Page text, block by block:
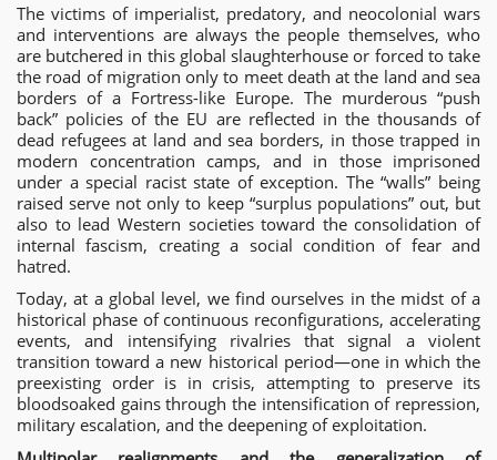
The victims of imperialist, predatory, and neocolonial wars
and interventions are always the people themselves, who
are butchered in this global slaughterhouse or forced to take
the road of migration only to meet death at the land and sea
borders of a Fortress-like Europe. The murderous “push
back” policies of the EU are reflected in the thousands of
dead refugees at land and sea borders, in those trapped in
modern concentration camps, and in those imprisoned
under a special racist state of exception. The “walls” being
raised serve not only to keep “surplus populations” out, but
also to lead Western societies toward the consolidation of
internal fascism, creating a social condition of fear and
hatred.
Today, at a global level, we find ourselves in the midst of a
historical phase of continuous reconfigurations, accelerating
events, and intensifying rivalries that signal a violent
transition toward a new historical period—one in which the
preexisting order is in crisis, attempting to preserve its
bloodsoaked gains through the intensification of repression,
military escalation, and the deepening of exploitation.